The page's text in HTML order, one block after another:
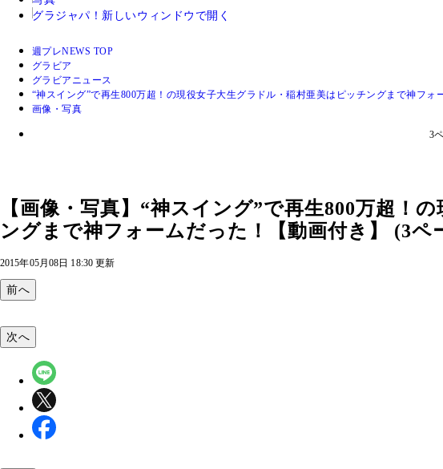
グラジャパ！ 新しいウィンドウで開く
週プレNEWS TOP
グラビア
グラビアニュース
“神スイング”で再生800万超！の現役女子大生グラドル・稲村亜美はピッチングまで神フォ
画像・写真
3
【画像・写真】“神スイング”で再生800万超！
ングまで神フォームだった！【動画付き】 (3ペ
2015年05月08日 18:30 更新
前へ
次へ